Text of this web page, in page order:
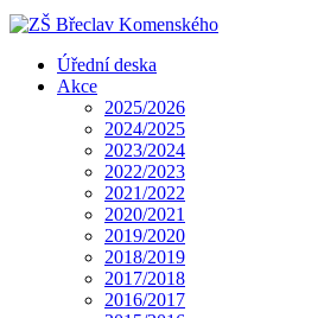
Úřední deska
Akce
2025/2026
2024/2025
2023/2024
2022/2023
2021/2022
2020/2021
2019/2020
2018/2019
2017/2018
2016/2017